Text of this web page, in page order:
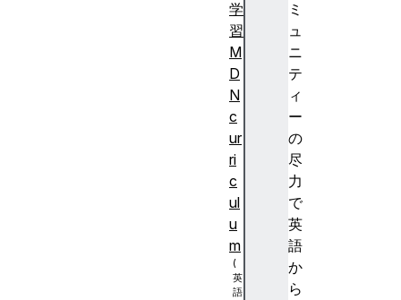
ミ
ュ
ニ
テ
ィ
ー
の
尽
力
で
英
語
か
ら
学
習
M
D
N
c
ur
ri
c
ul
u
m